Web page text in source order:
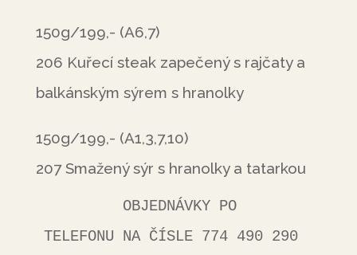
150g/199,- (A6,7)
206 Kuřecí steak zapečený s rajčaty a
balkánským sýrem s hranolky
150g/199,- (A1,3,7,10)
207 Smažený sýr s hranolky a tatarkou
TELEFONU NA ČÍSLE 774 490 290